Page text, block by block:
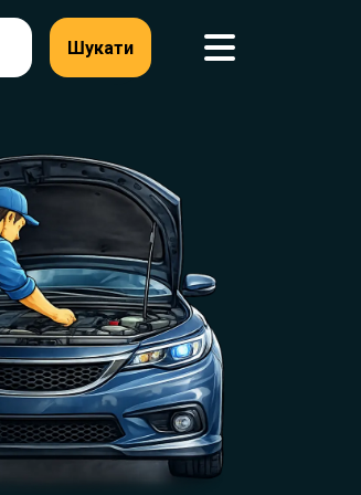
Шукати